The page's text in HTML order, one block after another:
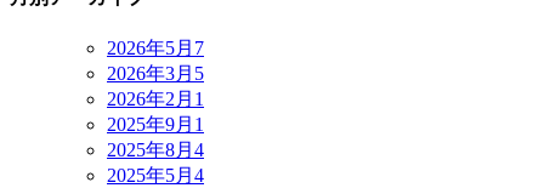
2026年5月 7
2026年3月 5
2026年2月 1
2025年9月 1
2025年8月 4
2025年5月 4